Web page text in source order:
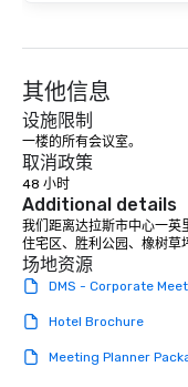
其他信息
设施限制
一楼的所有会议室。
取消政策
48 小时
Additional details
我们距离达拉斯市中心一英
住宅区、胜利公园、橡树草
场地资源
DMS - Corporate
Hotel Brochure
Meeting Planner